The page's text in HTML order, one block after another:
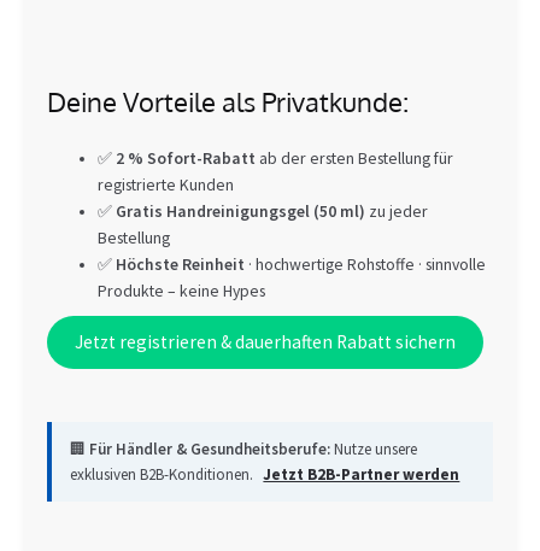
Deine Vorteile als Privatkunde:
✅ 2 % Sofort-Rabatt ab der ersten Bestellung für
registrierte Kunden
✅ Gratis Handreinigungsgel (50 ml) zu jeder
Bestellung
✅ Höchste Reinheit · hochwertige Rohstoffe · sinnvolle
Produkte – keine Hypes
Jetzt registrieren & dauerhaften Rabatt sichern
🏢 Für Händler & Gesundheitsberufe:Nutze unsere
exklusiven B2B-Konditionen. Jetzt B2B-Partner werden